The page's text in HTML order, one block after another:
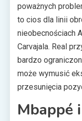
poważnych
to cios dla linii
nieobecnościach
Carvajala. Real
bardzo
może wymusić
przesunięcia
Mbappé